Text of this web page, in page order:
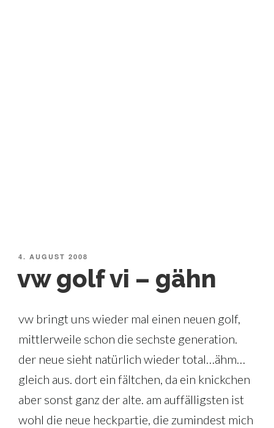
VERÖFFENTLICHT
4. AUGUST 2008
vw golf vi – gähn
vw bringt uns wieder mal einen neuen golf,
mittlerweile schon die sechste generation.
der neue sieht natürlich wieder total…ähm…
gleich aus. dort ein fältchen, da ein knickchen
aber sonst ganz der alte. am auffälligsten ist
wohl die neue heckpartie, die zumindest mich